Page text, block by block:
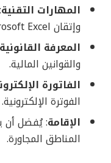
المهارات التقنية
وإتقان Microsoft Excel.
المعرفة القانونية
والقوانين المالية.
الفاتورة
الفوترة الإلكترونية.
الإقامة: يُفضل أن
المناطق المجاورة.